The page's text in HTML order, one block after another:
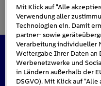
Das könnte Sie
Mit Klick auf "Alle
Verwendung aller
Technologien ein. Damit
partner- sowie
Verarbeitung individueller
Weitergabe Ihrer Daten an
Werbenetzwerke und
in Ländern außerhalb der
DSGVO). Mit Klick auf